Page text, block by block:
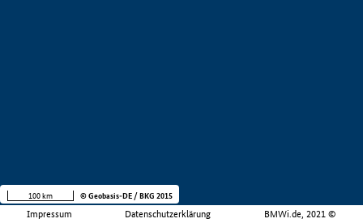
Impressum Datenschutzerklärung BMWi.de, 2021 ©
100 km © Geobasis-DE / BKG 2015